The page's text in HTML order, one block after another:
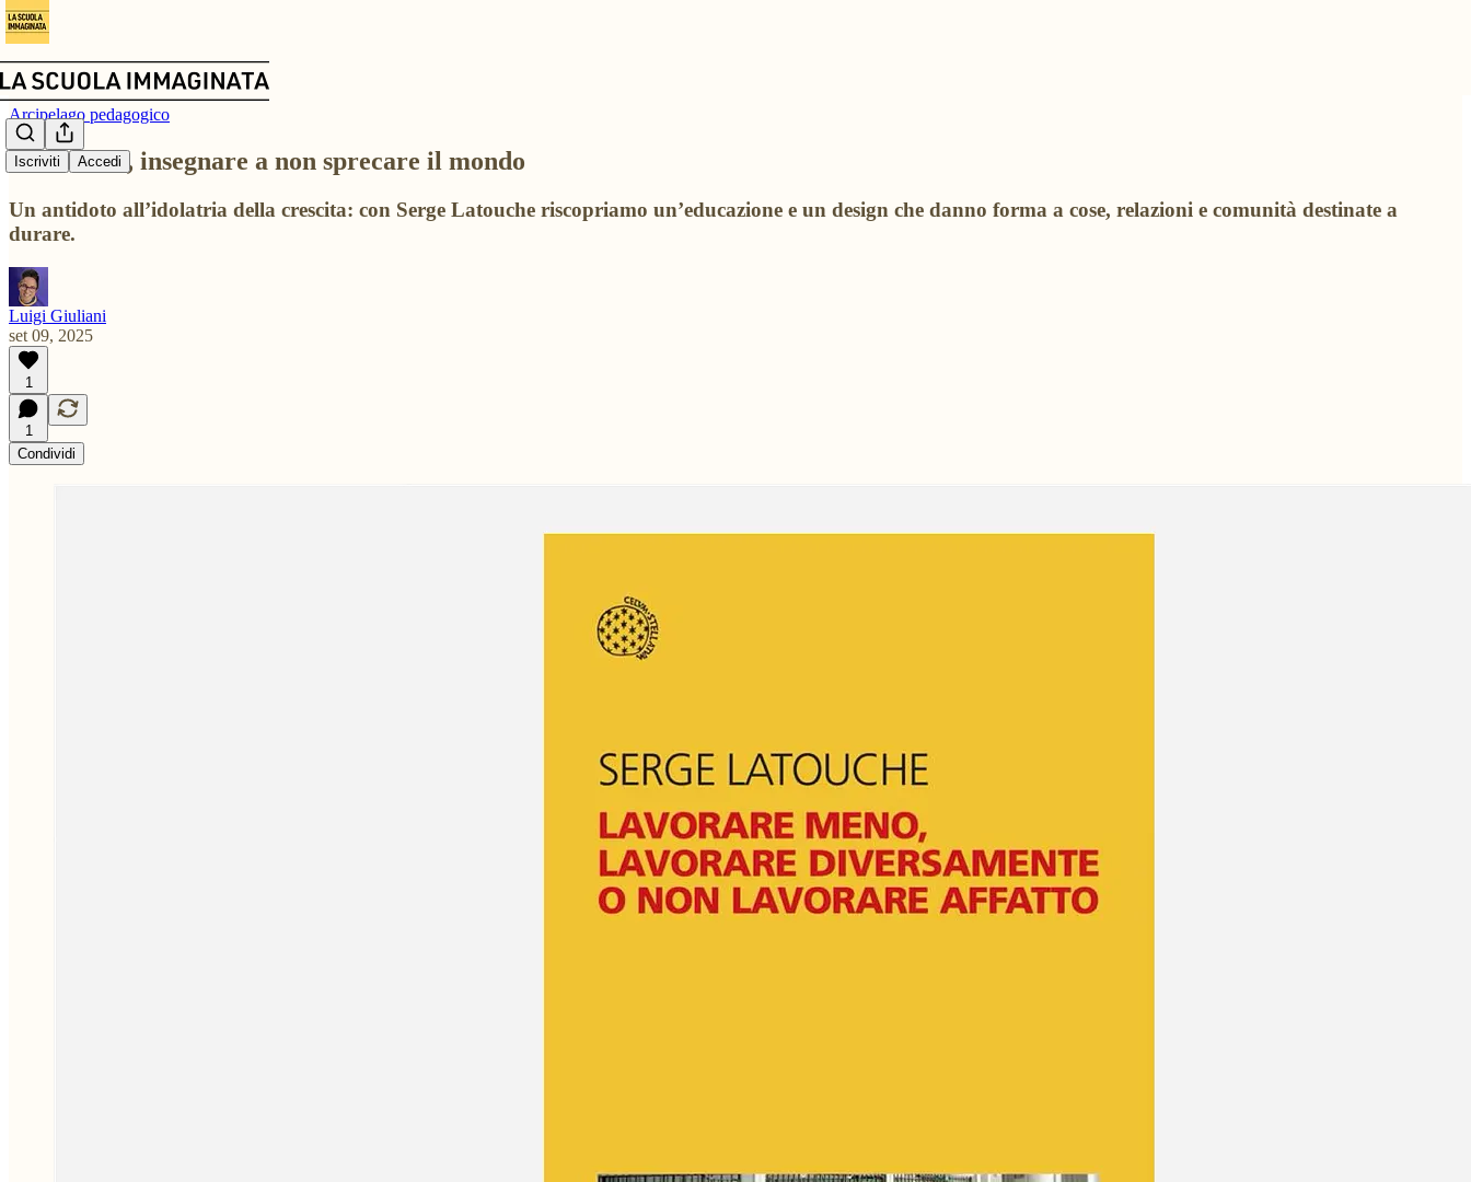
Iscriviti Accedi
Arcipelago pedagogico
Decrescita, insegnare a non sprecare il mondo
Un antidoto all’idolatria della crescita: con Serge Latouche riscopriamo un’educazione e un design che danno forma a cose, relazioni e comunità destinate a
durare.
Luigi Giuliani
set 09, 2025
1
1
Condividi